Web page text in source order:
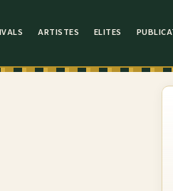
ARTISTES ELITES